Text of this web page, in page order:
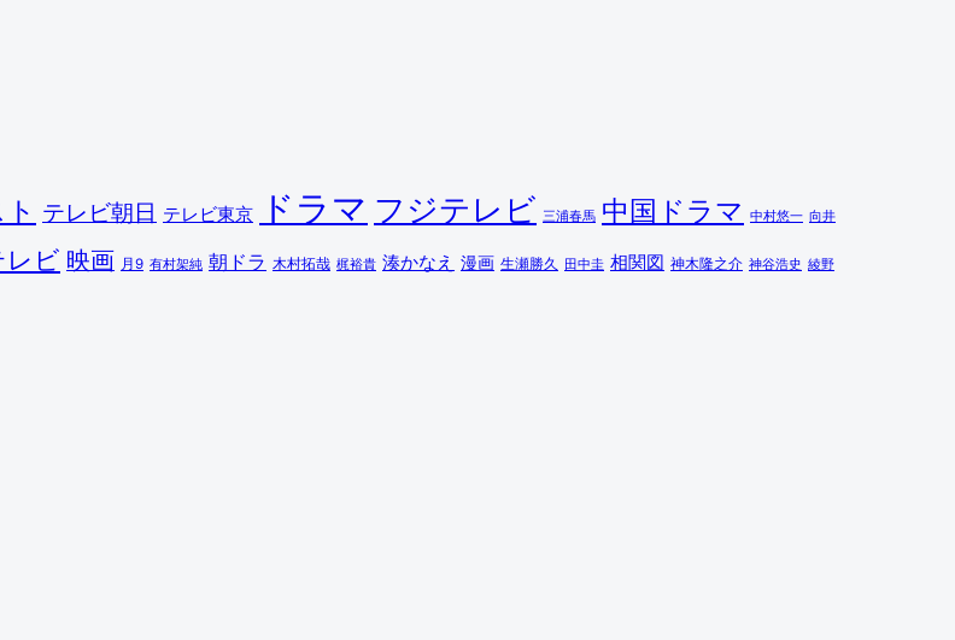
テレビ朝日 テレビ東京 ドラマ フジテレビ 三浦春馬 中国ドラマ 中村悠一 向井
レビ 映画 月9 有村架純 朝ドラ 木村拓哉 梶裕貴 湊かなえ 漫画 生瀬勝久 田中圭 相関図 神木隆之介 神谷浩史 綾野